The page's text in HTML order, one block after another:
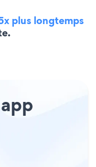
plus longtemps